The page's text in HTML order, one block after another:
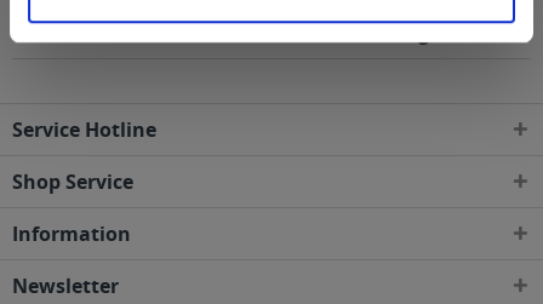
Städten, Orten und Postleitzahl-Gebieten geliefert
Service Hotline
Shop Service
Information
Newsletter